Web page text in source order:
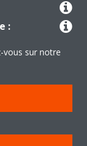
:
vous sur notre